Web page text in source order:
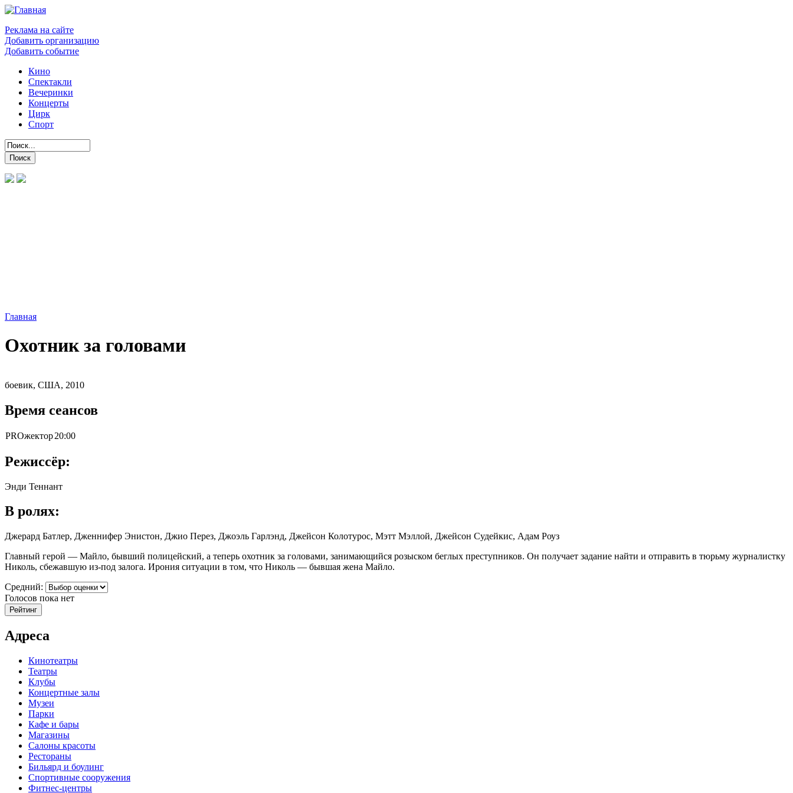
Реклама на сайте
Добавить организацию
Добавить событие
Кино
Спектакли
Вечеринки
Концерты
Цирк
Спорт
Главная
Охотник за головами
боевик, США, 2010
Время сеансов
PROжектор20:00
Режиссёр:
Энди Теннант
В ролях:
Джерард Батлер, Дженнифер Энистон, Джио Перез, Джоэль Гарлэнд, Джейсон Колотурос, Мэтт Мэллой, Джейсон Судейкис, Адам Роуз
Главный герой — Майло, бывший полицейский, а теперь охотник за головами, занимающийся розыском беглых преступников. Он получает задание найти и отправить в тюрьму журналистку
Николь, сбежавшую из-под залога. Ирония ситуации в том, что Николь — бывшая жена Майло.
Средний:
Голосов пока нет
Адреса
Кинотеатры
Театры
Клубы
Концертные залы
Музеи
Парки
Кафе и бары
Магазины
Салоны красоты
Рестораны
Бильярд и боулинг
Спортивные сооружения
Фитнес-центры